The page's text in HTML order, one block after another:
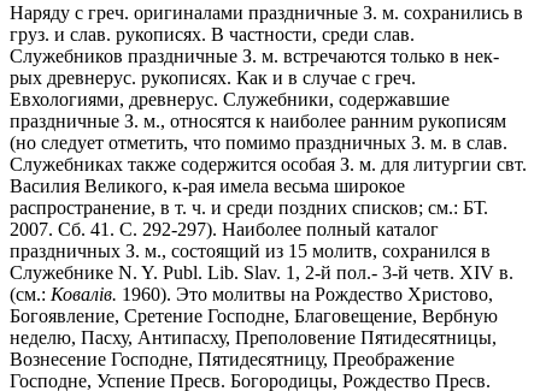
Наряду с греч. оригиналами праздничные З. м. сохранились в
груз. и слав. рукописях. В частности, среди слав.
Служебников праздничные З. м. встречаются только в нек-
рых древнерус. рукописях. Как и в случае с греч.
Евхологиями, древнерус. Служебники, содержавшие
праздничные З. м., относятся к наиболее ранним рукописям
(но следует отметить, что помимо праздничных З. м. в слав.
Служебниках также содержится особая З. м. для литургии свт.
Василия Великого, к-рая имела весьма широкое
распространение, в т. ч. и среди поздних списков; см.: БТ.
2007. Сб. 41. С. 292-297). Наиболее полный каталог
праздничных З. м., состоящий из 15 молитв, сохранился в
Служебнике N. Y. Publ. Lib. Slav. 1, 2-й пол.- 3-й четв. XIV в.
(см.: Ковалiв. 1960). Это молитвы на Рождество Христово,
Богоявление, Сретение Господне, Благовещение, Вербную
неделю, Пасху, Антипасху, Преполовение Пятидесятницы,
Вознесение Господне, Пятидесятницу, Преображение
Господне, Успение Пресв. Богородицы, Рождество Пресв.